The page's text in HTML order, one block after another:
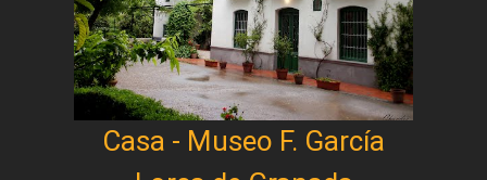
Casa - Museo F. García